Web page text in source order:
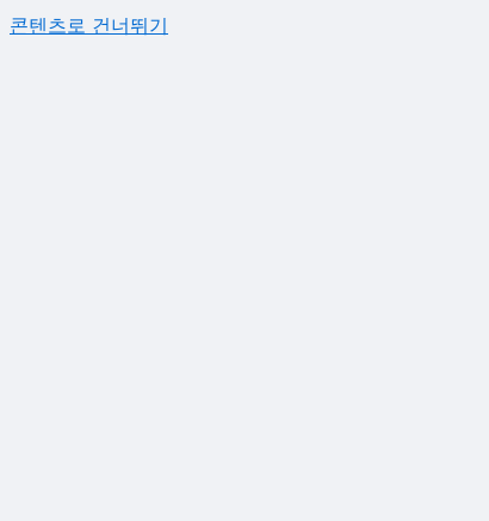
콘텐츠로 건너뛰기